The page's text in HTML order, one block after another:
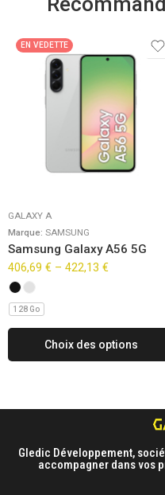
EN VEDETTE
GALAXY A
Marque: SAMSUNG
Samsung Galaxy A56 5G
406,69 € – 422,13 €
128 Go
Choix des options
Gledic Développement,
accompagner dans vos